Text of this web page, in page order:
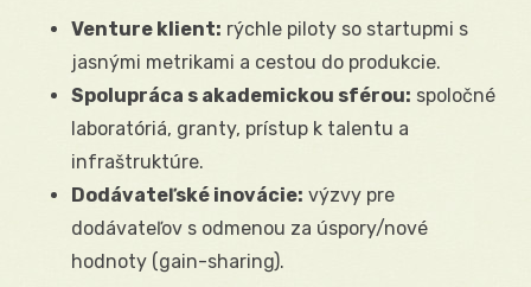
Venture klient: rýchle piloty so startupmi s
jasnými metrikami a cestou do produkcie.
Spolupráca s akademickou sférou: spoločné
laboratóriá, granty, prístup k talentu a
infraštruktúre.
Dodávateľské inovácie: výzvy pre
dodávateľov s odmenou za úspory/nové
hodnoty (gain-sharing).